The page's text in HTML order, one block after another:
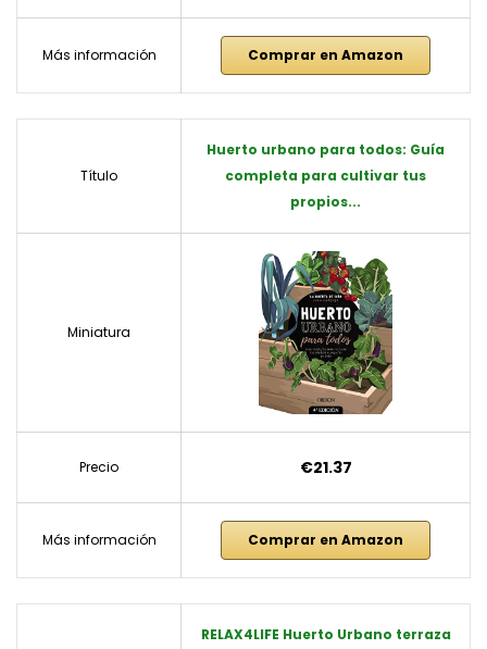
Más información Comprar en Amazon
Título
Huerto urbano para todos: Guía
completa para cultivar tus
propios...
Miniatura
Precio €21.37
Más información Comprar en Amazon
RELAX4LIFE Huerto Urbano terraza